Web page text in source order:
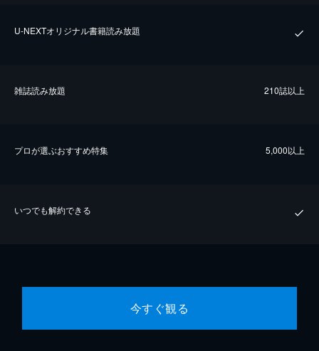
U-NEXTオリジナル書籍読み放題
雑誌読み放題 210誌以上
プロが選ぶおすすめ特集 5,000以上
いつでも解約できる
今すぐ観る